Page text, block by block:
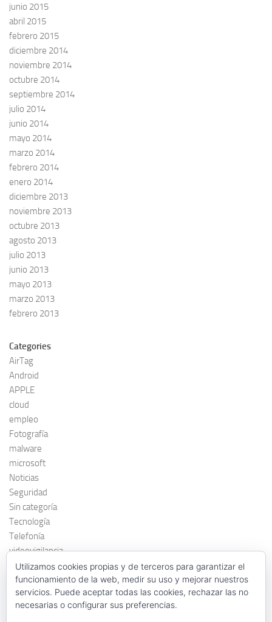
junio 2015
abril 2015
febrero 2015
diciembre 2014
noviembre 2014
octubre 2014
septiembre 2014
julio 2014
junio 2014
mayo 2014
marzo 2014
febrero 2014
enero 2014
diciembre 2013
noviembre 2013
octubre 2013
agosto 2013
julio 2013
junio 2013
mayo 2013
marzo 2013
febrero 2013
Categories
AirTag
Android
APPLE
cloud
empleo
Fotografía
malware
microsoft
Noticias
Seguridad
Sin categoría
Tecnología
Telefonía
videovigilancia
windows 7
Utilizamos cookies propias y de terceros para garantizar el
funcionamiento de la web, medir su uso y mejorar nuestros
servicios. Puede aceptar todas las cookies, rechazar las no
necesarias o configurar sus preferencias.